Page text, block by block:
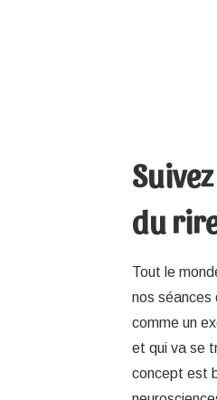
du
Tout le
nos séances
comme un
et qui va se
concept est